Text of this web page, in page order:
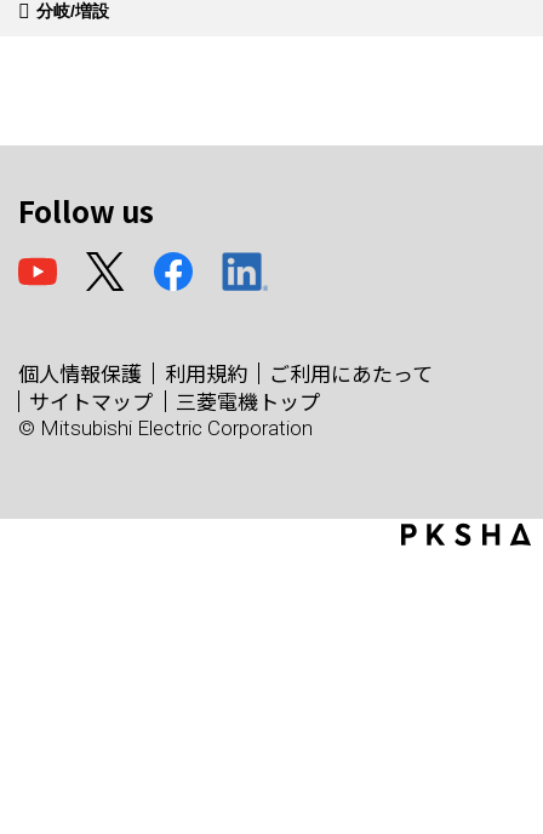
分岐/増設
Follow us
個人情報保護 利用規約
ご利用にあたって
サイトマップ
三菱電機トップ
© Mitsubishi Electric Corporation